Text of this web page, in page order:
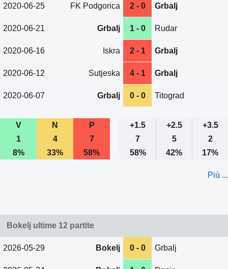
2020-06-25 FK Podgorica 2 - 0 Grbalj
2020-06-21 Grbalj 1 - 0 Rudar
2020-06-16 Iskra 2 - 1 Grbalj
2020-06-12 Sutjeska 4 - 1 Grbalj
2020-06-07 Grbalj 0 - 0 Titograd
V N P +1.5 +2.5
+3.5
1
4 7 7 5
2
8%
33% 58% 58% 42% 17%
Più ...
Bokelj ultime 12 partite
2026-05-29 Bokelj 0 - 0 Grbalj